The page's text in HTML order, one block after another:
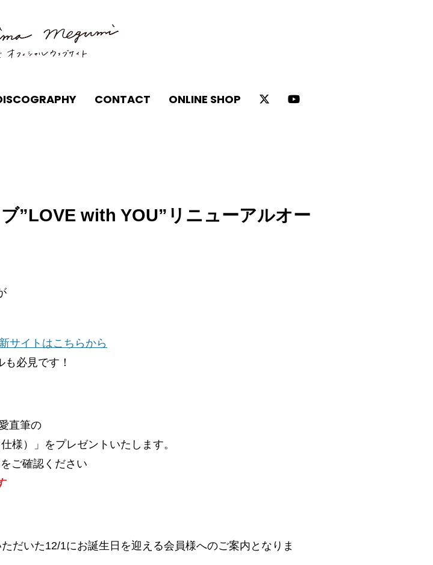
CONTACT ONLINE SHOP
”LOVE with YOU”リニューアルオー
サイトはこちらから
必見です！
直筆の
様）」をプレゼントいたします。
をご確認ください
だいた12/1にお誕生日を迎える会員様へのご案内となりま